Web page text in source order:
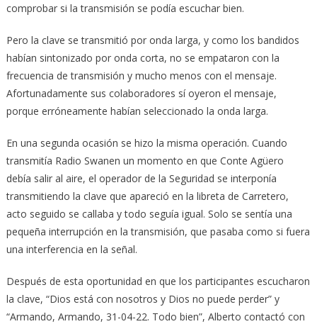
comprobar si la transmisión se podía escuchar bien.
Pero la clave se transmitió por onda larga, y como los bandidos
habían sintonizado por onda corta, no se empataron con la
frecuencia de transmisión y mucho menos con el mensaje.
Afortunadamente sus colaboradores sí oyeron el mensaje,
porque erróneamente habían seleccionado la onda larga.
En una segunda ocasión se hizo la misma operación. Cuando
transmitía Radio Swanen un momento en que Conte Agüero
debía salir al aire, el operador de la Seguridad se interponía
transmitiendo la clave que apareció en la libreta de Carretero,
acto seguido se callaba y todo seguía igual. Solo se sentía una
pequeña interrupción en la transmisión, que pasaba como si fuera
una interferencia en la señal.
Después de esta oportunidad en que los participantes escucharon
la clave, “Dios está con nosotros y Dios no puede perder” y
“Armando, Armando, 31-04-22. Todo bien”, Alberto contactó con